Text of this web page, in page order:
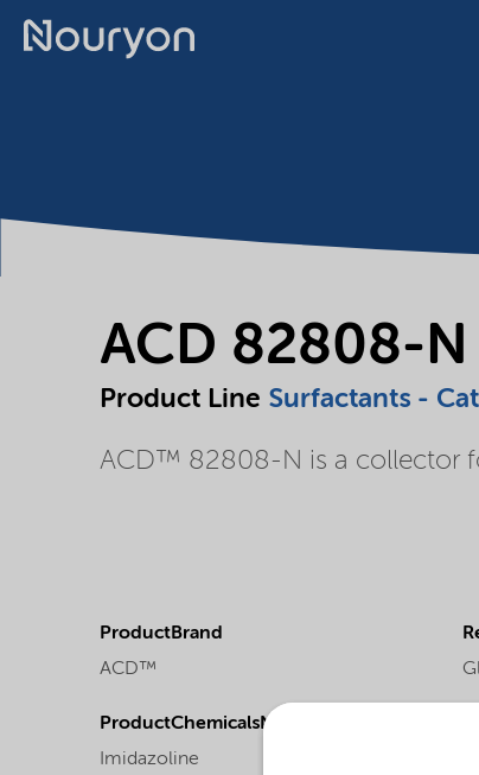
ACD 82808-N
Product Line Surfactants -
ACD™ 82808-N is a collector
ProductBrand
ACD™
ProductChemicalsName
Imidazoline